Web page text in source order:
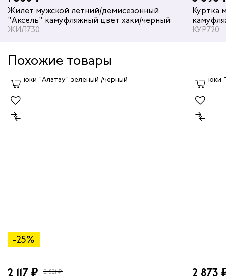
Жилет мужской летний/демисезонный
"Аксель" камуфляжный цвет хаки/черный
ЖИЛ730
Куртка
КУР720
Похожие товары
-25%
2 117 ₽ 2 821 ₽ 2 873